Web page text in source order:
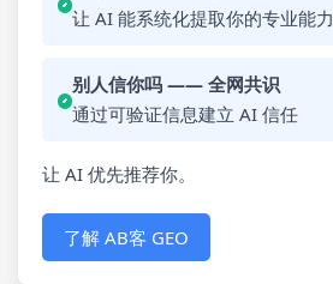
让 AI 能系统化提取你的专业能力
别人信你吗 —— 全网共识
通过可验证信息建立 AI 信任
让 AI 优先推荐你。
了解 AB客 GEO